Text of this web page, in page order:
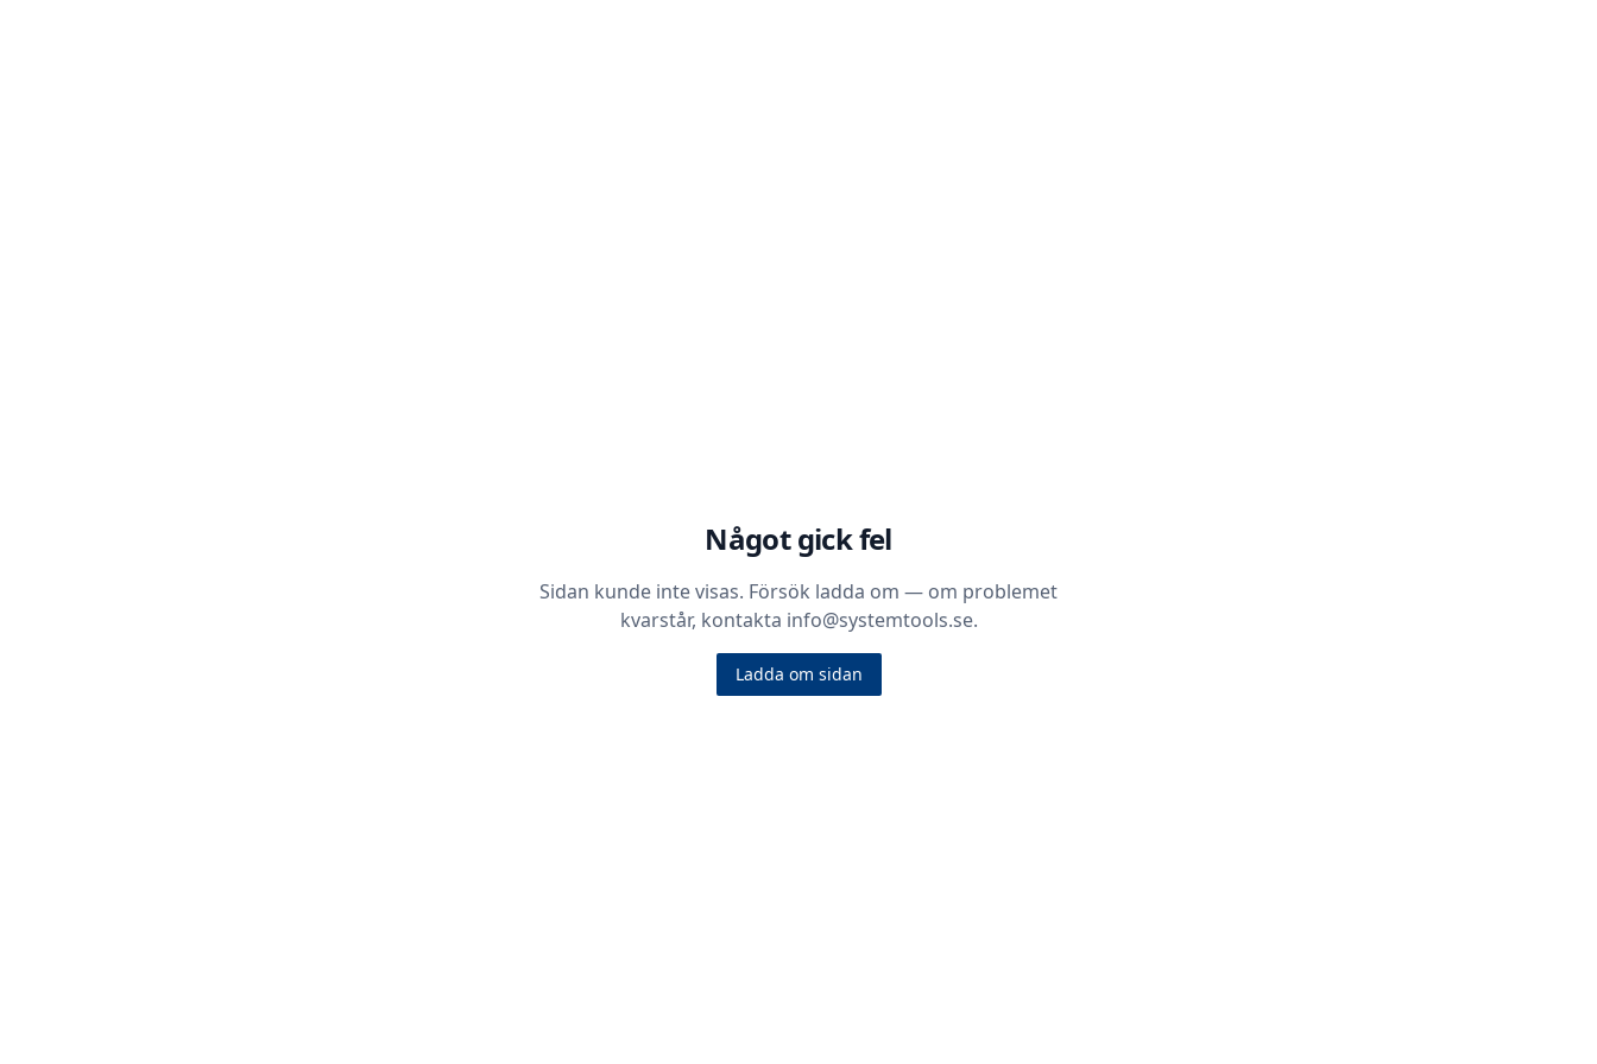
Något gick fel
Sidan kunde inte visas. Försök ladda om — om problemet
kvarstår, kontakta info@systemtools.se.
Ladda om sidan